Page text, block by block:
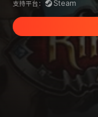
支持平台： Steam